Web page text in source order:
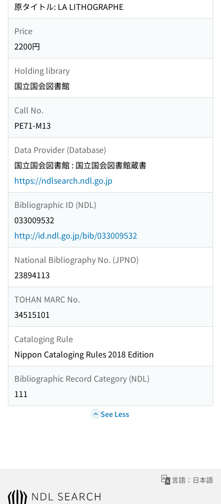
原タイトル: LA LITHOGRAPHE
Price
2200円
Holding library
国立国会図書館
Call No.
PE71-M13
Data Provider (Database)
国立国会図書館 : 国立国会図書館蔵書
https://ndlsearch.ndl.go.jp
Bibliographic ID (NDL)
033009532
http://id.ndl.go.jp/bib/033009532
National Bibliography No. (JPNO)
23894113
TOHAN MARC No.
34515101
Cataloging Rule
Nippon Cataloging Rules 2018 Edition
Bibliographic Record Category (NDL)
111
See Less
言語：日本語